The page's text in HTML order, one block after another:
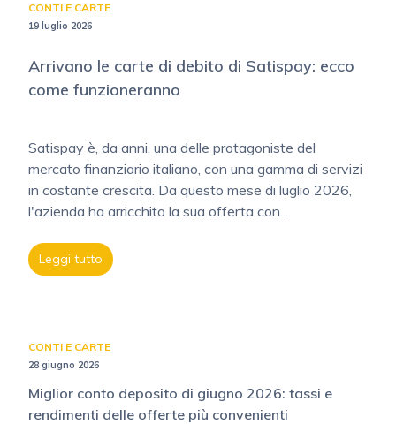
CONTI E CARTE
19 luglio 2026
Arrivano le carte di debito di Satispay: ecco
come funzioneranno
Satispay è, da anni, una delle protagoniste del
mercato finanziario italiano, con una gamma di servizi
in costante crescita. Da questo mese di luglio 2026,
l'azienda ha arricchito la sua offerta con...
Leggi tutto
CONTI E CARTE
28 giugno 2026
Miglior conto deposito di giugno 2026: tassi e
rendimenti delle offerte più convenienti